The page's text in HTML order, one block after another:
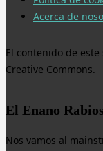
Acerca de
El contenido de
Creative Commons.
El Enano
Nos vamos al